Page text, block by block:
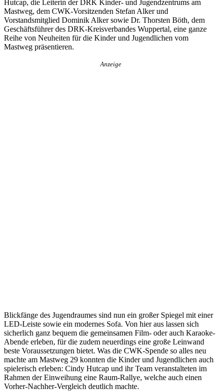
Hutcap, die Leiterin der DRK Kinder- und Jugendzentrums am
Mastweg, dem CWK-Vorsitzenden Stefan Alker und
Vorstandsmitglied Dominik Alker sowie Dr. Thorsten Böth, dem
Geschäftsführer des DRK-Kreisverbandes Wuppertal, eine ganze
Reihe von Neuheiten für die Kinder und Jugendlichen vom
Mastweg präsentieren.
Anzeige
Blickfänge des Jugendraumes sind nun ein großer Spiegel mit einer
LED-Leiste sowie ein modernes Sofa. Von hier aus lassen sich
sicherlich ganz bequem die gemeinsamen Film- oder auch Karaoke-
Abende erleben, für die zudem neuerdings eine große Leinwand
beste Voraussetzungen bietet. Was die CWK-Spende so alles neu
machte am Mastweg 29 konnten die Kinder und Jugendlichen auch
spielerisch erleben: Cindy Hutcap und ihr Team veranstalteten im
Rahmen der Einweihung eine Raum-Rallye, welche auch einen
Vorher-Nachher-Vergleich deutlich machte.